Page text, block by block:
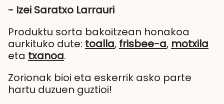
- Izei Saratxo Larrauri
Produktu sorta bakoitzean honakoa
aurkituko dute: toalla, frisbee-a, motxila
eta txanoa.
Zorionak bioi eta eskerrik asko parte
hartu duzuen guztioi!